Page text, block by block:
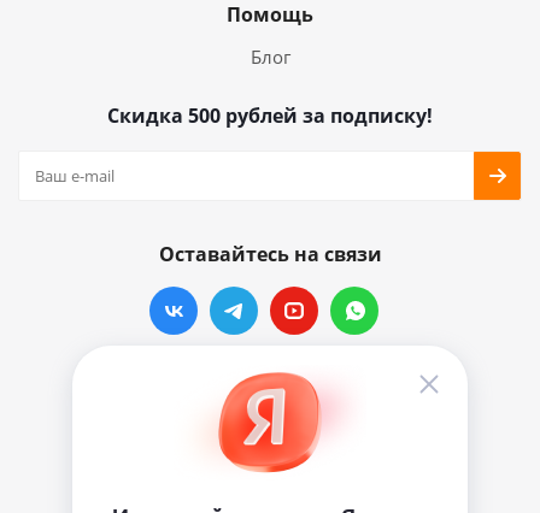
Помощь
Блог
Скидка 500 рублей за подписку!
Оставайтесь на связи
Наши контакты
info@vinylmarkt.ru